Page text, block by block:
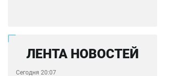
ЛЕНТА НОВОСТЕЙ
Сегодня 20:07